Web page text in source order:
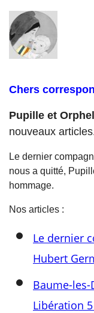
Chers
Pupille et
nouveaux
Le dernier
nous a quitté,
hommage.
Nos articles :
Le dernier
Hubert
Baume-
Libération